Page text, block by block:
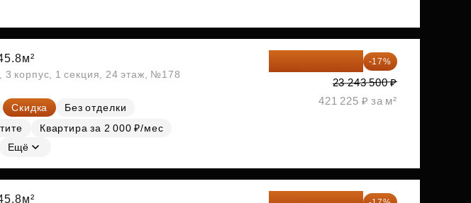
корпус, 1 секция, 24 этаж, №178
Скидка
Без отделки
Квартира за 2 000 ₽/мес
Ещё
-17%
23 243 500 ₽
421 225 ₽ за м²